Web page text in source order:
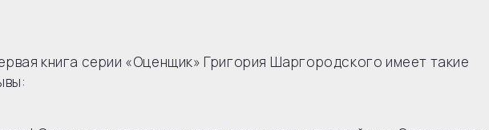
книга серии «Оценщик» Григория Шаргородского имеет такие